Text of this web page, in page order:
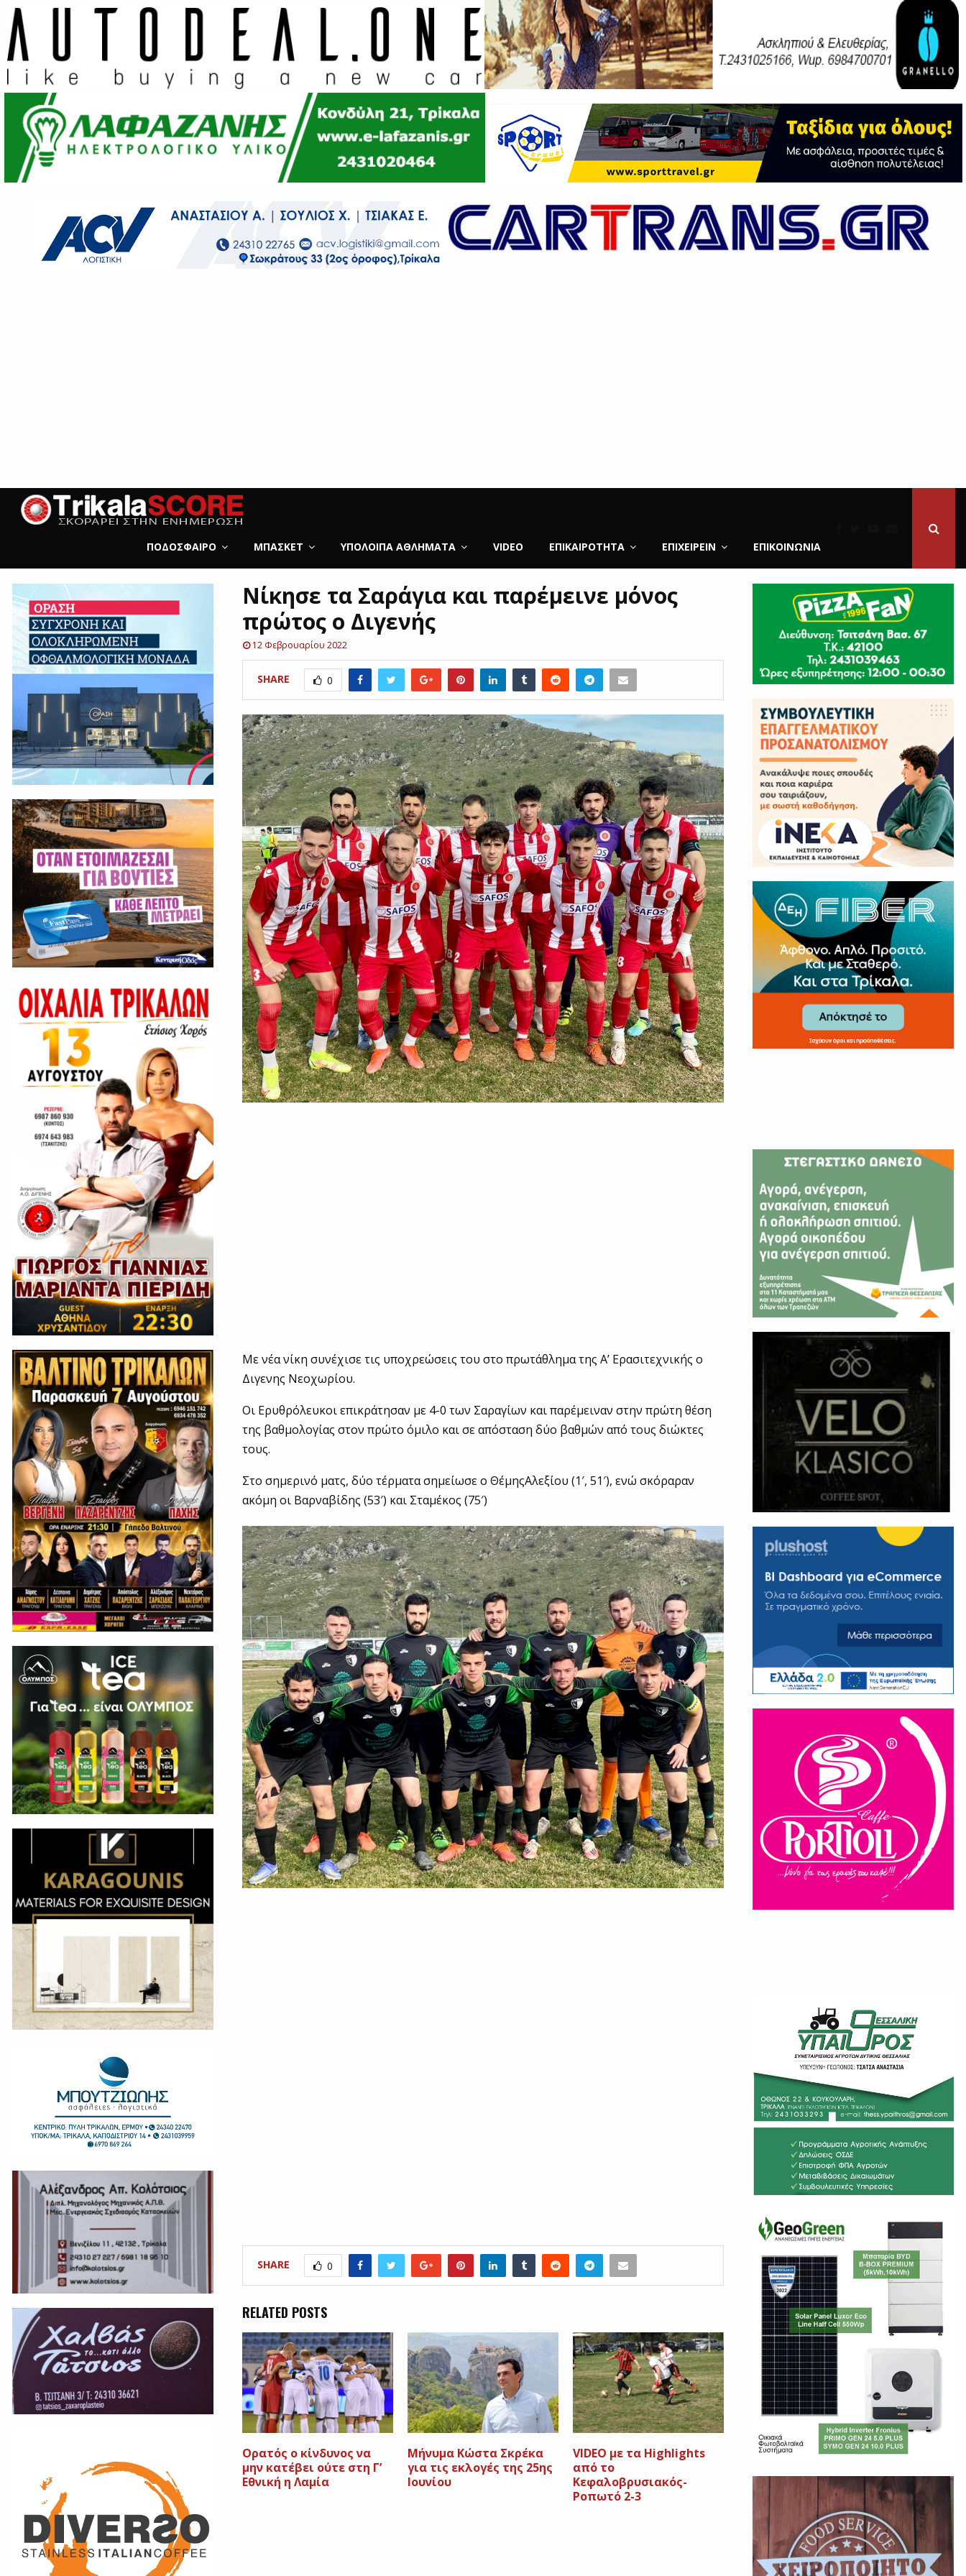
ΠΟΔΌΣΦΑΙΡΟ ΜΠΆΣΚΕΤ ΥΠΌΛΟΙΠΑ ΑΘΛΉΜΑΤΑ VIDEO ΕΠΙΚΑΙΡΌΤΗΤΑ ΕΠΙΧΕΙΡΕΙΝ ΕΠΙΚΟΙΝΩΝΊΑ
Νίκησε τα Σαράγια και παρέμεινε μόνος
πρώτος ο Διγενής
12 Φεβρουαρίου 2022
SHARE 0
Με νέα νίκη συνέχισε τις υποχρεώσεις του στο πρωτάθλημα της Α’ Ερασιτεχνικής ο
Διγενης Νεοχωρίου.
Οι Ερυθρόλευκοι επικράτησαν με 4-0 των Σαραγίων και παρέμειναν στην πρώτη θέση
της βαθμολογίας στον πρώτο όμιλο και σε απόσταση δύο βαθμών από τους διώκτες
τους.
Στο σημερινό ματς, δύο τέρματα σημείωσε ο ΘέμηςΑλεξίου (1′, 51′), ενώ σκόραραν
ακόμη οι Βαρναβίδης (53′) και Σταμέκος (75′)
SHARE 0
RELATED POSTS
Ορατός ο κίνδυνος να
μην κατέβει ούτε στη Γ’
Εθνική η Λαμία
Μήνυμα Κώστα Σκρέκα
για τις εκλογές της 25ης
Ιουνίου
VIDEO με τα Highlights
από το
Κεφαλοβρυσιακός-
Ροπωτό 2-3